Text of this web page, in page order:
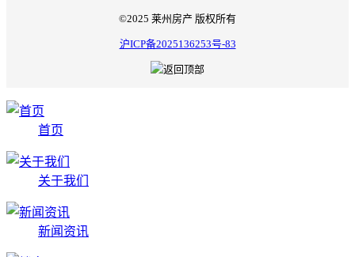
©2025 莱州房产 版权所有
沪ICP备2025136253号-83
首页
关于我们
新闻资讯